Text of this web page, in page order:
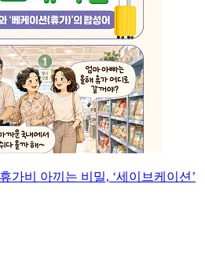
가비 아끼는 비밀, ‘세이브케이션’